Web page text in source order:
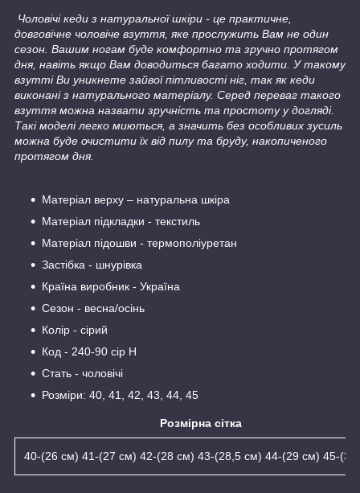
Чоловічі кеди з натуральної шкіри - це практичне,
довговічне чоловіче взуття, яке прослужить Вам не один
сезон. Вашим ногам буде комфортно та зручно протягом
дня, навіть якщо Вам доводиться багато ходити. У такому
взутті Ви уникнете зайвої пітливості ніг, так як кеди
виконані з натурального матеріалу. Серед переваг такого
взуття можна назвати зручність та простоту у догляді.
Такі моделі легко миються, а значить без особливих зусиль
можна буде очистити їх від пилу та бруду, накопиченого
протягом дня.
Матеріал верху – натуральна шкіра
Матеріал підкладки - текстиль
Матеріал підошви - термополіуретан
Застібка - шнурівка
Країна виробник - Україна
Сезон - весна/осінь
Колір - сірий
Код - 240-90 сір Н
Стать - чоловічі
Розміри: 40, 41, 42, 43, 44, 45
Розмірна сітка
40-(26 см) 41-(27 см) 42-(28 см) 43-(28,5 см) 44-(29 см) 45-(30